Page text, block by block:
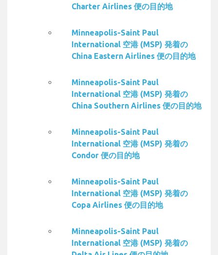
Charter Airlines 便の目的地
Minneapolis-Saint Paul
International 空港 (MSP) 発着の
China Eastern Airlines 便の目的地
Minneapolis-Saint Paul
International 空港 (MSP) 発着の
China Southern Airlines 便の目的地
Minneapolis-Saint Paul
International 空港 (MSP) 発着の
Condor 便の目的地
Minneapolis-Saint Paul
International 空港 (MSP) 発着の
Copa Airlines 便の目的地
Minneapolis-Saint Paul
International 空港 (MSP) 発着の